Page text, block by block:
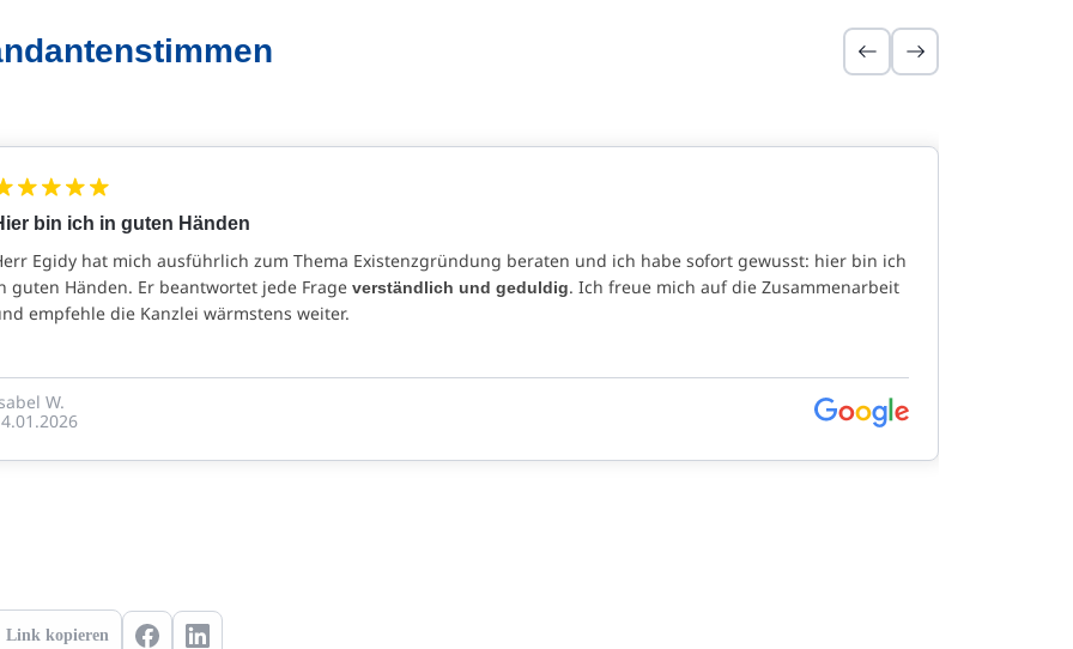
bin ich in guten Händen
Egidy hat mich ausführlich zum Thema Existenzgründung beraten und ich habe sofort gewusst: hier bin ich
guten Händen. Er beantwortet jede Frage verständlich und geduldig. Ich freue mich auf die Zusammenarbeit
empfehle die Kanzlei wärmstens weiter.
W.
Link kopieren